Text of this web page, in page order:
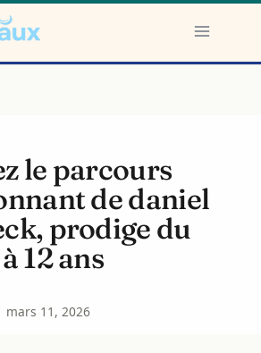
le parcours
de daniel
prodige du
12 ans
mars 11, 2026